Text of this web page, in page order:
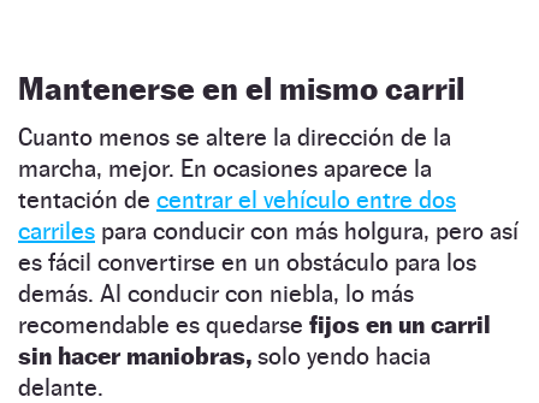
Mantenerse en el mismo carril
Cuanto menos se altere la dirección de la
marcha, mejor. En ocasiones aparece la
tentación de centrar el vehículo entre dos
carriles para conducir con más holgura, pero así
es fácil convertirse en un obstáculo para los
demás. Al conducir con niebla, lo más
recomendable es quedarse fijos en un carril
sin hacer maniobras, solo yendo hacia
delante.